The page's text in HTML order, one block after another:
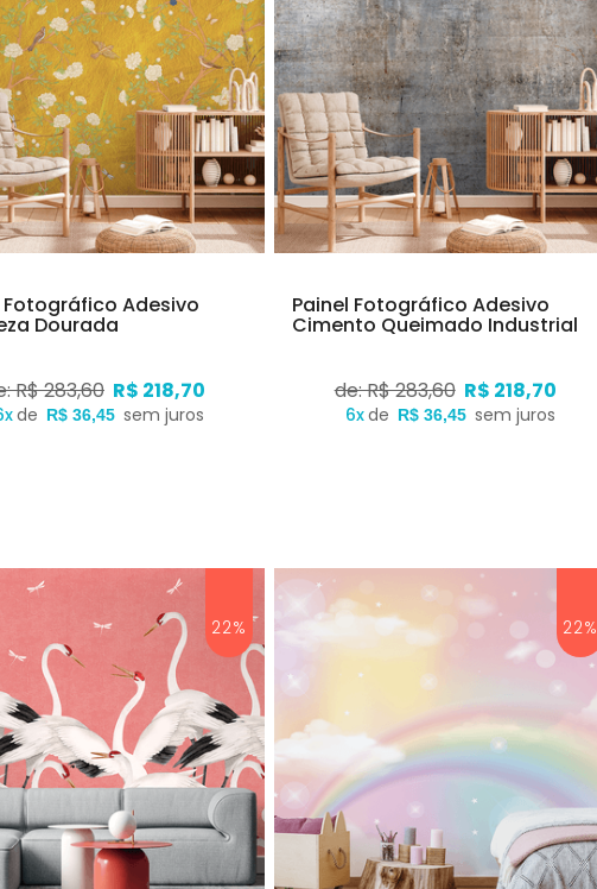
Fotográfico Adesivo
Dourada
R$ 283,60 R$ 218,70
de R$ 36,45 sem juros
Painel Fotográfico Adesivo
Cimento Queimado Industrial
de: R$ 283,60 R$ 218,70
6xde R$ 36,45 sem juros
22% 22%